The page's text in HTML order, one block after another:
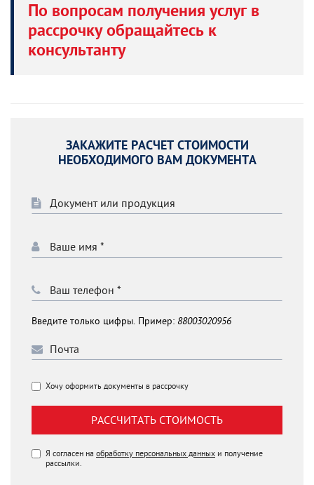
По вопросам получения услуг в
рассрочку обращайтесь к
консультанту
ЗАКАЖИТЕ РАСЧЕТ СТОИМОСТИ
НЕОБХОДИМОГО ВАМ ДОКУМЕНТА
Введите только цифры. Пример: 88003020956
Хочу оформить документы в рассрочку
РАССЧИТАТЬ СТОИМОСТЬ
Я согласен на обработку персональных данных и получение
рассылки.